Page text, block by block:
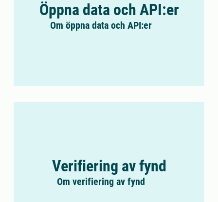
Öppna data och API:er
Om öppna data och API:er
Verifiering av fynd
Om verifiering av fynd